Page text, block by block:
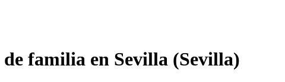
familia en Sevilla (Sevilla)